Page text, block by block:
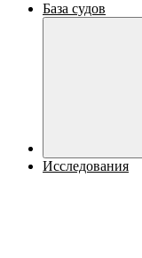
База судов
Исследования